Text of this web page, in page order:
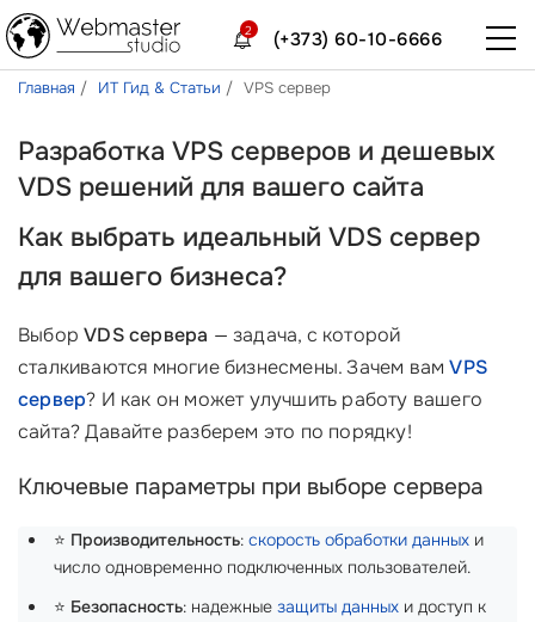
(+373) 60-10-6666
2
Главная ИТ Гид & Статьи VPS сервер
Разработка VPS серверов и дешевых
VDS решений для вашего сайта
Как выбрать идеальный VDS сервер
для вашего бизнеса?
ВыборVDS сервера — задача, с которой
сталкиваются многие бизнесмены. Зачем вамVPS
сервер? И как он может улучшить работу вашего
сайта? Давайте разберем это по порядку!
Ключевые параметры при выборе сервера
⭐ Производительность: скорость обработки данных и
число одновременно подключенных пользователей.
⭐ Безопасность: надежные защиты данных и доступ к